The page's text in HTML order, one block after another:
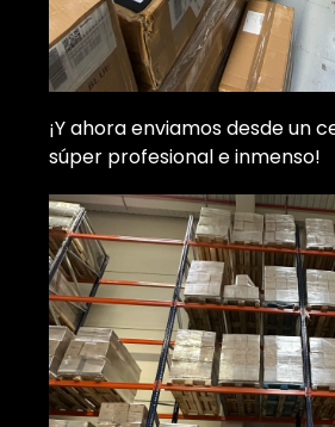
¡Y ahora enviamos desde un
súper profesional e inmenso!